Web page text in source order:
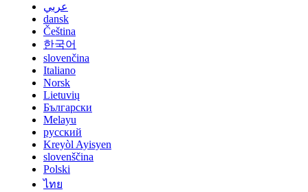
عربي
dansk
Čeština
한국어
slovenčina
Italiano
Norsk
Lietuvių
Български
Melayu
русский
Kreyòl Ayisyen
slovenščina
Polski
ไทย